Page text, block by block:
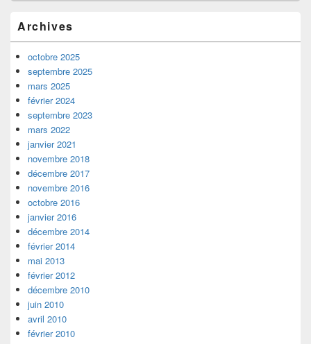
Archives
octobre 2025
septembre 2025
mars 2025
février 2024
septembre 2023
mars 2022
janvier 2021
novembre 2018
décembre 2017
novembre 2016
octobre 2016
janvier 2016
décembre 2014
février 2014
mai 2013
février 2012
décembre 2010
juin 2010
avril 2010
février 2010